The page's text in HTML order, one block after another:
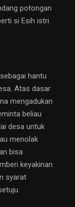
potongan
si Esih istri
hantu
Atas dasar
mengadukan
beliau
desa untuk
menolak
bisa
keyakinan
syarat